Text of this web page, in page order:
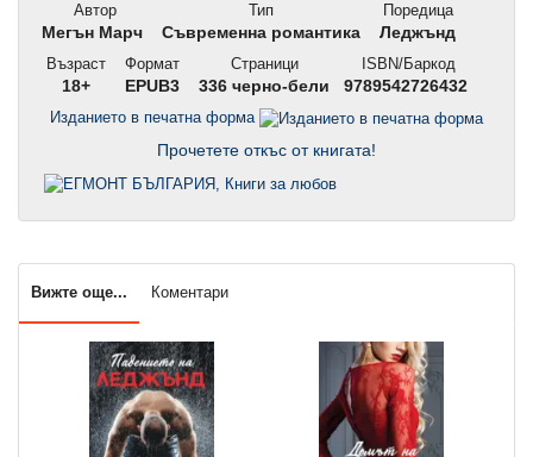
Автор
Мегън Марч
Тип
Съвременна романтика
Поредица
Леджънд
Възраст
18+
Формат
EPUB3
Страници
336 черно-бели
ISBN/Баркод
9789542726432
Изданието в печатна форма
Прочетете откъс от книгата!
Вижте още... Коментари